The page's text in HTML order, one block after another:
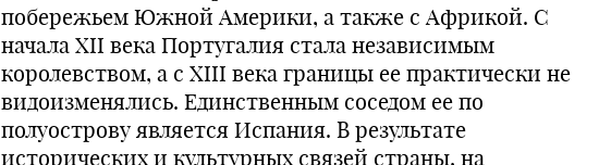
побережьем Южной Америки, а также с Африкой. С
начала XII века Португалия стала независимым
королевством, a c XIII века границы ее практически не
видоизменялись. Единственным соседом ее по
полуострову является Испания. В результате
исторических и культурных связей страны, на